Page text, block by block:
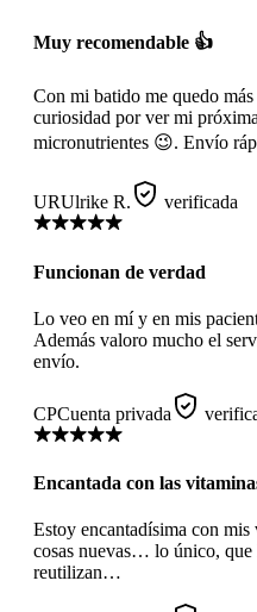
Muy recomendable 👍
Con mi batido me quedo
curiosidad por ver mi
micronutrientes 😉. Envío
URUlrike R. verificada
Funcionan de verdad
Lo veo en mí y en mis
Además valoro mucho el
envío.
CPCuenta privada
Encantada con las
Estoy encantadísima con
cosas nuevas… lo único, que
reutilizan…